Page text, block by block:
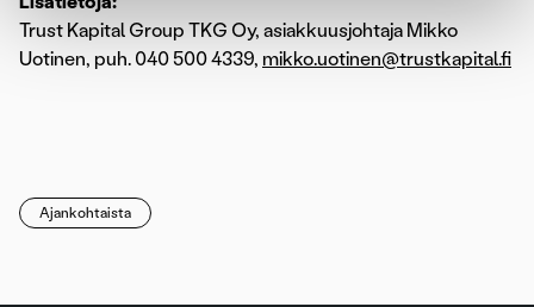
Trust Kapital Group TKG Oy, asiakkuusjohtaja Mikko
Uotinen, puh. 040 500 4339, mikko.uotinen@trustkapital.fi
Ajankohtaista